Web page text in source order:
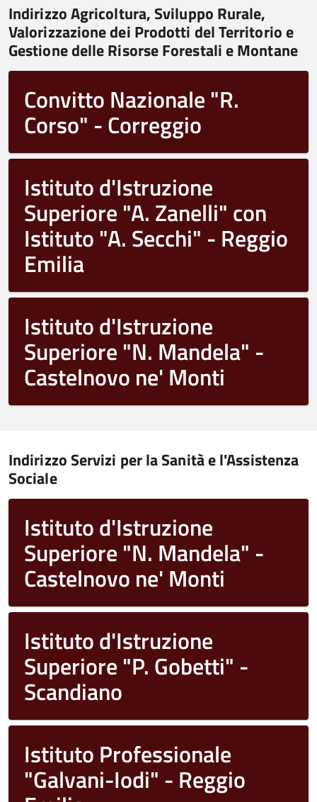
Indirizzo Agricoltura, Sviluppo Rurale,
Valorizzazione dei Prodotti del Territorio e
Gestione delle Risorse Forestali e Montane
Convitto Nazionale "R.
Corso" - Correggio
Istituto d'Istruzione
Superiore "A. Zanelli" con
Istituto "A. Secchi" - Reggio
Emilia
Istituto d'Istruzione
Superiore "N. Mandela" -
Castelnovo ne' Monti
Indirizzo Servizi per la Sanità e l'Assistenza
Sociale
Istituto d'Istruzione
Superiore "N. Mandela" -
Castelnovo ne' Monti
Istituto d'Istruzione
Superiore "P. Gobetti" -
Scandiano
Istituto Professionale
"Galvani-Iodi" - Reggio